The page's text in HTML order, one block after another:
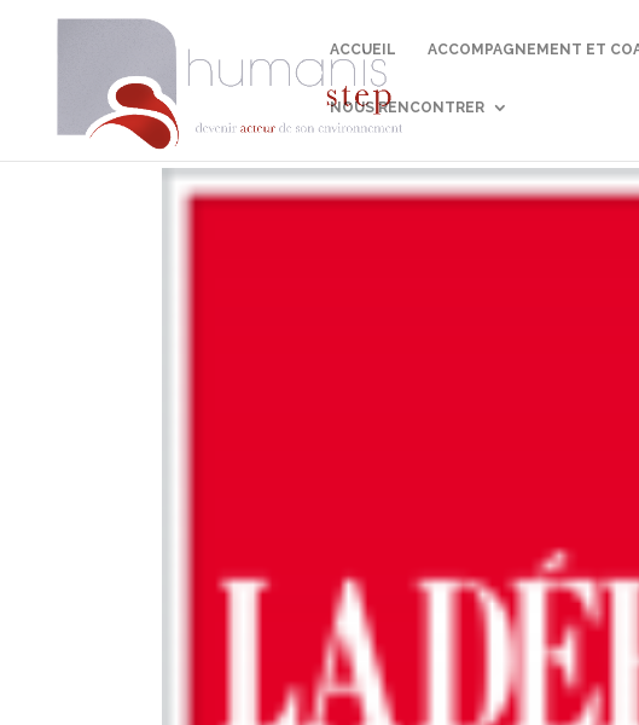
ACCUEIL ACCOMPAGNEMENT ET
NOUS RENCONTRER